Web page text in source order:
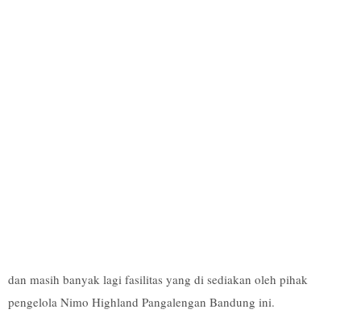
dan masih banyak lagi fasilitas yang di sediakan oleh pihak
pengelola Nimo Highland Pangalengan Bandung ini.